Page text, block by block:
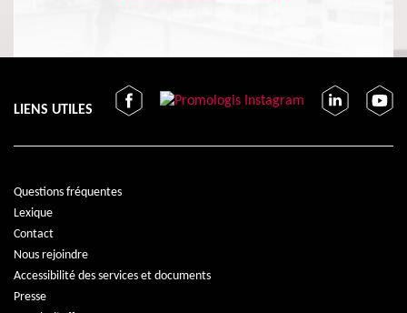
LIENS UTILES
Questions fréquentes
Lexique
Contact
Nous rejoindre
Accessibilité des services et documents
Presse